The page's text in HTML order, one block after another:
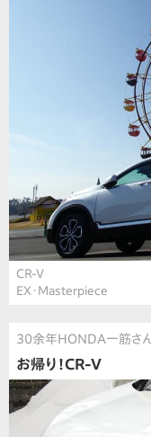
CR-V
EX・Masterpiece
30余年HONDA一筋さ
お帰り！CR-V